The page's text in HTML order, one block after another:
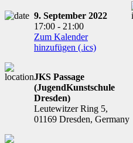
9. September 2022
17:00 - 21:00
Zum Kalender
hinzufügen (.ics)
JKS Passage
(JugendKunstschule
Dresden)
Leutewitzer Ring 5,
01169 Dresden, Germany